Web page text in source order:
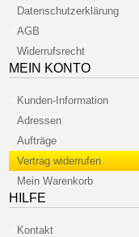
Datenschutzerklärung
AGB
Widerrufsrecht
MEIN KONTO
Kunden-Information
Adressen
Aufträge
Vertrag widerrufen
Mein Warenkorb
HILFE
Kontakt